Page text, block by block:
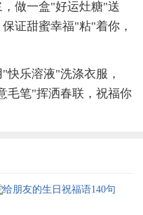
做一盒"好运灶糖"送
证甜蜜幸福"粘"着你，
快乐溶液"洗涤衣服，
毛笔"挥洒春联，祝福你